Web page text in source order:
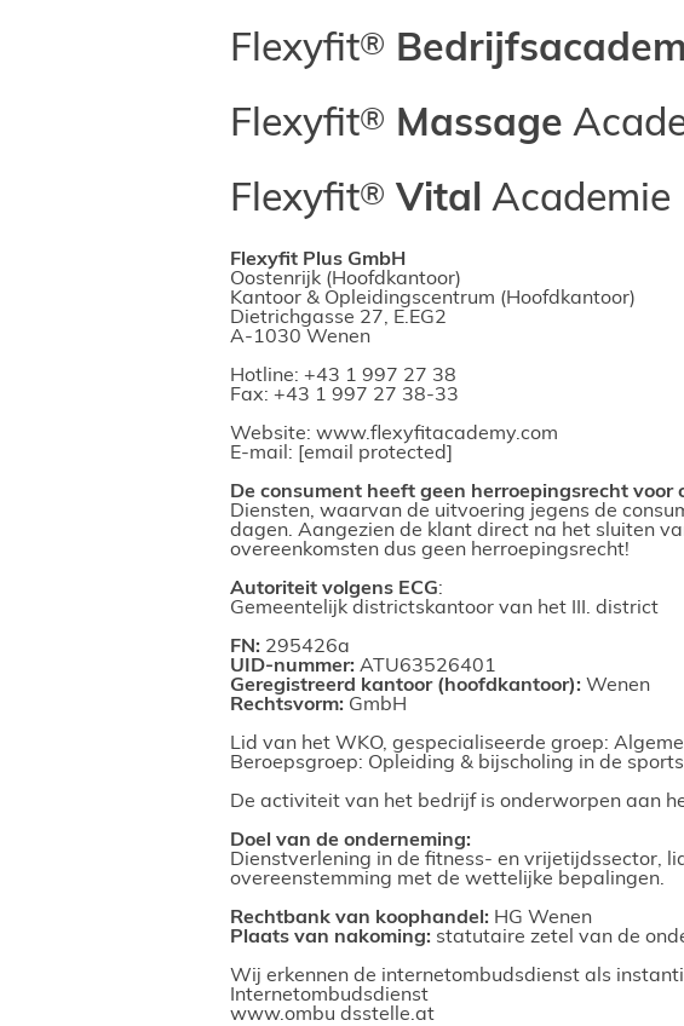
Flexyfit
Flexyfit
Massage
Flexyfit
Vital Academie
Flexyfit Plus GmbH
Oostenrijk (Hoofdkantoor)
Kantoor & Opleidingscentrum (Hoofdkantoor)
Dietrichgasse 27, E.EG2
A-1030 Wenen
Hotline: +43 1 997 27 38
Fax: +43 1 997 27 38-33
Website: www.flexyfitacademy.com
E-mail: [email protected]
De consument heeft geen herroepingsrecht voor
Diensten, waarvan de uitvoering jegens de
dagen. Aangezien de klant direct na het sluiten
overeenkomsten dus geen herroepingsrecht!
Autoriteit volgens ECG:
Gemeentelijk districtskantoor van het III. district
FN: 295426a
UID-nummer: ATU63526401
Geregistreerd kantoor (hoofdkantoor): Wenen
Rechtsvorm: GmbH
Lid van het WKO, gespecialiseerde groep:
Beroepsgroep: Opleiding & bijscholing in de
De activiteit van het bedrijf is onderworpen aan
Doel van de onderneming:
Dienstverlening in de fitness- en vrijetijdssector,
overeenstemming met de wettelijke bepalingen.
Rechtbank van koophandel: HG Wenen
Plaats van nakoming: statutaire zetel van de
Wij erkennen de internetombudsdienst als
Internetombudsdienst
www.ombu dsstelle.at